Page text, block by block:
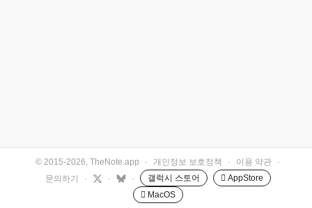
© 2015-2026, TheNote.app · 개인정보 보호정책 · 이용 약관
·
문의하기
· · · 갤럭시 스토어
 AppStore
 MacOS